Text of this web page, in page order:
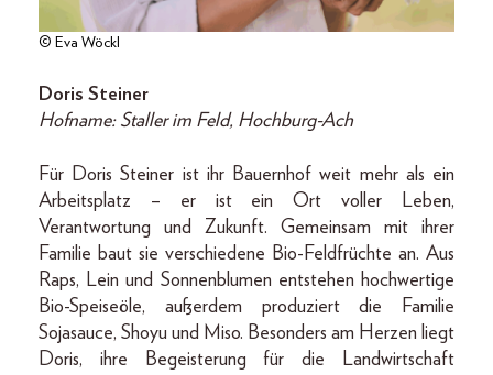
© Eva Wöckl
Doris Steiner
Hofname: Staller im Feld, Hochburg-Ach
Für Doris Steiner ist ihr Bauernhof weit mehr als ein
Arbeitsplatz – er ist ein Ort voller Leben,
Verantwortung und Zukunft. Gemeinsam mit ihrer
Familie baut sie verschiedene Bio-Feldfrüchte an. Aus
Raps, Lein und Sonnenblumen entstehen hochwertige
Bio-Speiseöle, außerdem produziert die Familie
Sojasauce, Shoyu und Miso. Besonders am Herzen liegt
Doris, ihre Begeisterung für die Landwirtschaft